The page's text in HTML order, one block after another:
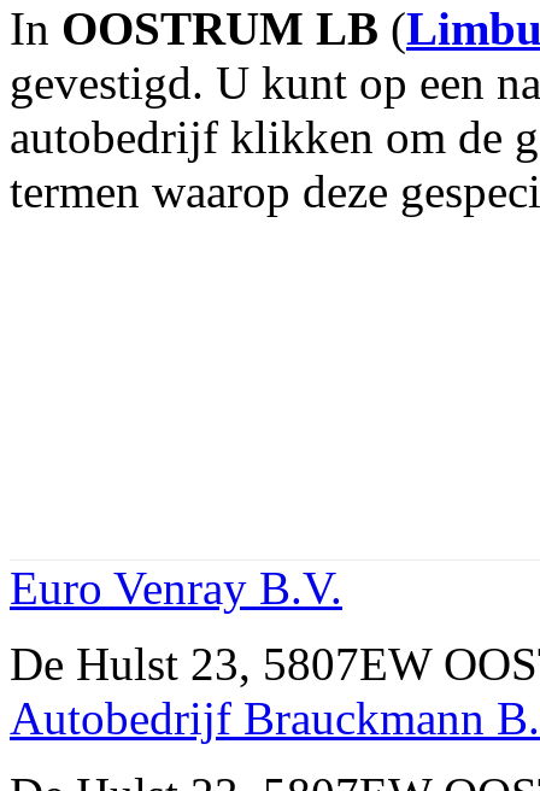
In OOSTRUM LB (
gevestigd. U kunt op een
autobedrijf klikken om de
termen waarop deze
Euro Venray B.V.
De Hulst 23, 5807EW
Autobedrijf Brauckmann